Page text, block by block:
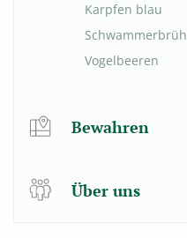
Karpfen blau
Schwammerbrüh
Vogelbeeren
Bewahren
Über uns